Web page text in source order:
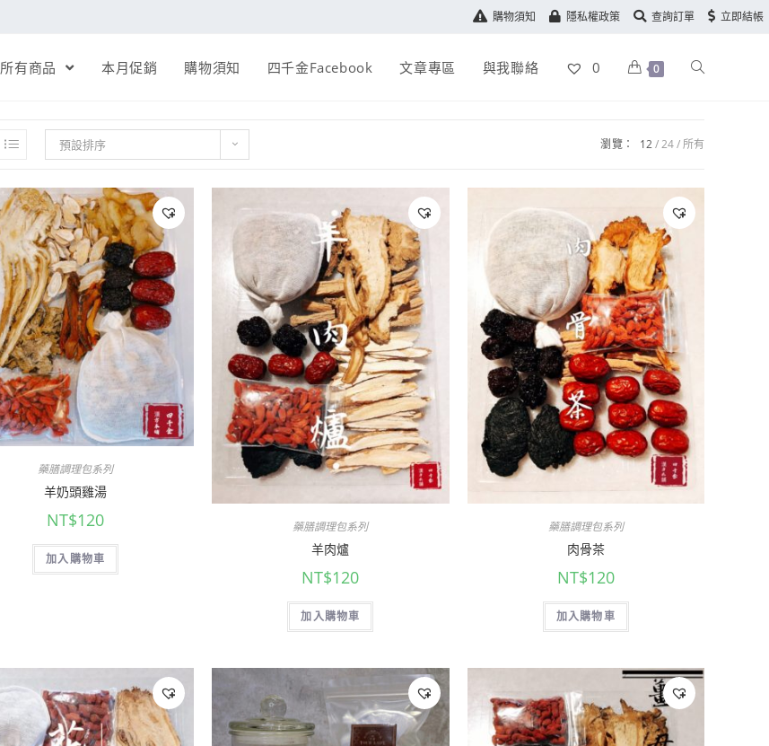
購物須知 隱私權政策 查詢訂單 立即結帳
所有商品 本月促銷 購物須知 四千金Facebook 文章專區 與我聯絡 0 0
預設排序 瀏覽： 12 24 所有
藥膳調理包系列
羊奶頭雞湯
NT$120
加入購物車
藥膳調理包系列
羊肉爐
NT$120
加入購物車
藥膳調理包系列
肉骨茶
NT$120
加入購物車